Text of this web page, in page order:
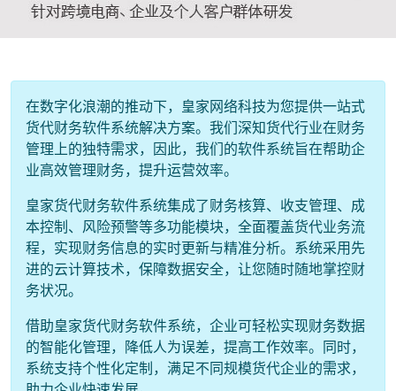
在数字化浪潮的推动下，皇家网络科技为您提供一站式
货代财务软件系统解决方案。我们深知货代行业在财务
管理上的独特需求，因此，我们的软件系统旨在帮助企
业高效管理财务，提升运营效率。
皇家货代财务软件系统集成了财务核算、收支管理、成
本控制、风险预警等多功能模块，全面覆盖货代业务流
程，实现财务信息的实时更新与精准分析。系统采用先
进的云计算技术，保障数据安全，让您随时随地掌控财
务状况。
借助皇家货代财务软件系统，企业可轻松实现财务数据
的智能化管理，降低人为误差，提高工作效率。同时，
系统支持个性化定制，满足不同规模货代企业的需求，